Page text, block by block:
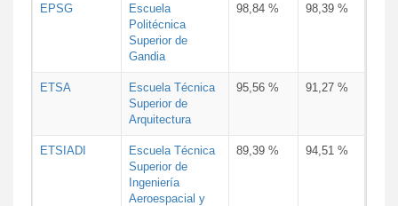
EPSG
Escuela
Politécnica
Superior de
Gandia
98,84 % 98,39 %
ETSA
Escuela Técnica
Superior de
Arquitectura
95,56 % 91,27 %
ETSIADI
Escuela Técnica
Superior de
Ingeniería
Aeroespacial y
89,39 % 94,51 %